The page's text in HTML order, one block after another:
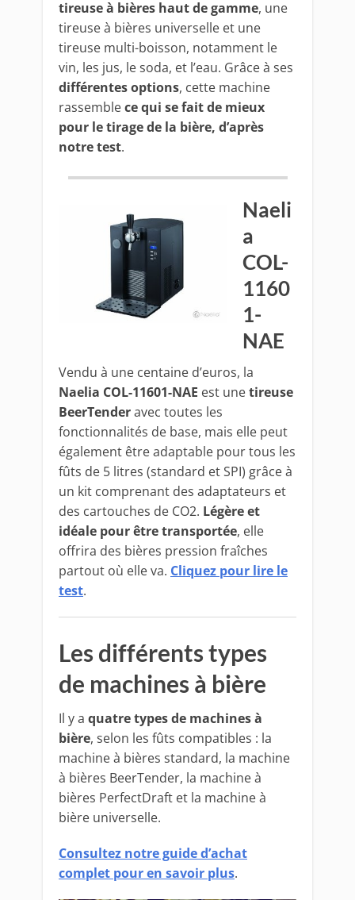
tireuse à bières haut de gamme, une
tireuse à bières universelle et une
tireuse multi-boisson, notamment le
vin, les jus, le soda, et l’eau. Grâce à ses
différentes options, cette machine
rassemblece qui se fait de mieux
pour le tirage de la bière, d’après
notre test.
Naeli
a
COL-
1160
1-
NAE
Vendu à une centaine d’euros, la
Naelia COL-11601-NAE est unetireuse
BeerTenderavec toutes les
fonctionnalités de base, mais elle peut
également être adaptable pour tous les
fûts de 5 litres (standard et SPI) grâce à
un kit comprenant des adaptateurs et
des cartouches de CO2. Légère et
idéale pour être transportée, elle
offrira des bières pression fraîches
partout où elle va. Cliquez pour lire le
test.
Les différents types
de machines à bière
Il y a quatre types de machines à
bière, selon les fûts compatibles : la
machine à bières standard, la machine
à bières BeerTender, la machine à
bières PerfectDraft et la machine à
bière universelle.
Consultez notre guide d’achat
complet pour en savoir plus.